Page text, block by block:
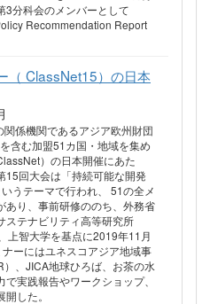
3分科会のメンバーとして
Recommendation Report
（ ClassNet15）の日本
係機関であるアジア欧州財団
含む加盟51カ国・地域を集め
）の日本開催にあた
15回大会は「持続可能な開発
うテーマで行われ、 51の全メ
あり、事前研修ののち、外務省
ステナビリティ高等研究所
上智大学を基点に2019年11月
ーにはユネスコアジア地域事
、JICA地球ひろば、お茶の水
実践報告やワークショップ、
した。